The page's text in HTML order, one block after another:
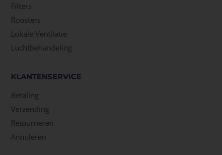
Filters
Roosters
Lokale Ventilatie
Luchtbehandeling
KLANTENSERVICE
Betaling
Verzending
Retourneren
Annuleren